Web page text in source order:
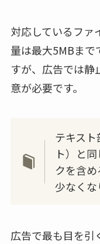
対応しているファ
量は最大5MBまで
すが、広告では静
意が必要です。
テキス
ト）と
クを含
少なくな
広告で最も目を引